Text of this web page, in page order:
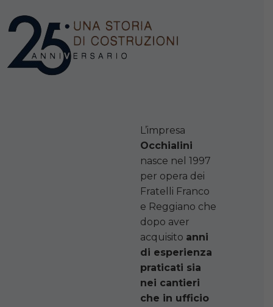
L’impresa
Occhialini
nasce nel 1997
per opera dei
Fratelli Franco
e Reggiano che
dopo aver
acquisito anni
di esperienza
praticati sia
nei cantieri
che in ufficio